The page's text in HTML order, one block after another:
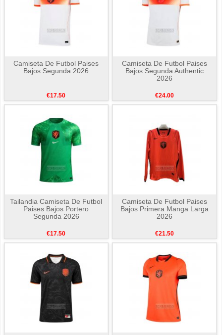
Camiseta De Futbol Paises
Bajos Segunda 2026
€17.50
Camiseta De Futbol Paises
Bajos Segunda Authentic
2026
€24.00
Tailandia Camiseta De Futbol
Paises Bajos Portero
Segunda 2026
€17.50
Camiseta De Futbol Paises
Bajos Primera Manga Larga
2026
€21.50